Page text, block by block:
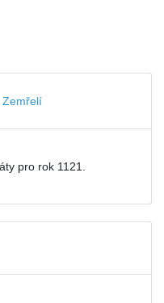
Zemřelí
pro rok 1121.